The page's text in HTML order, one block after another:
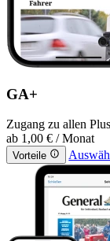
GA+
Zugang zu allen
ab 1,00 € / Monat
Vorteile